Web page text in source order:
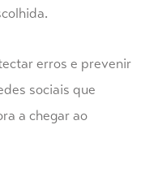
erros e prevenir
sociais que
a chegar ao